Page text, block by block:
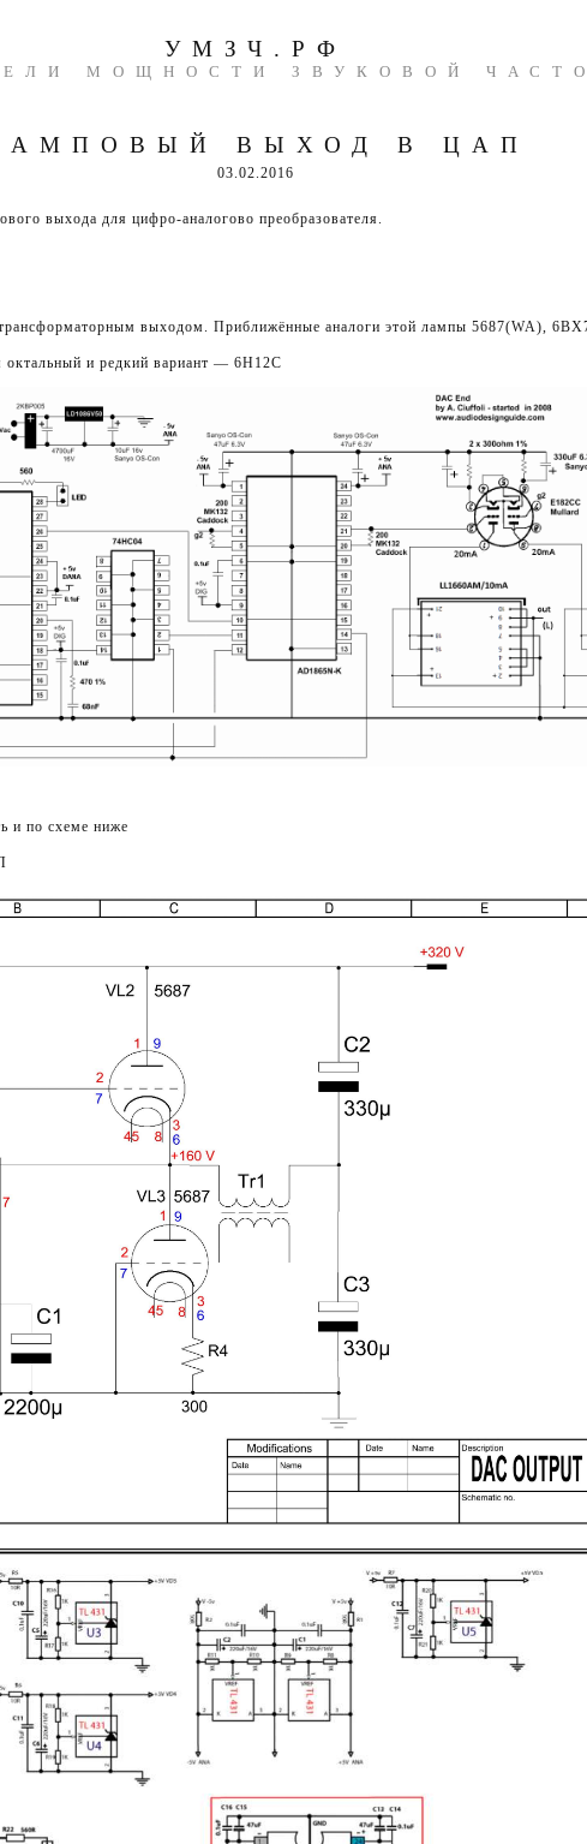
УМЗЧ.РФ
МОЩНОСТИ ЗВУКОВОЙ
ВЫХОД В ЦАП
03.02.2016
выхода для цифро-аналогово преобразователя.
выходом. Приближённые аналоги этой лампы 5687(WA),
и редкий вариант — 6Н12С
и по схеме ниже